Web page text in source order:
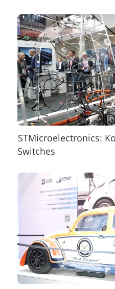
STMicroelectronics:
Switches